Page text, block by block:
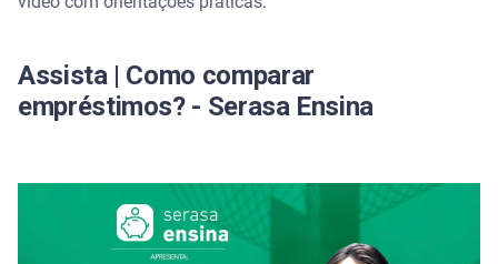
Assista | Como comparar
empréstimos? - Serasa Ensina